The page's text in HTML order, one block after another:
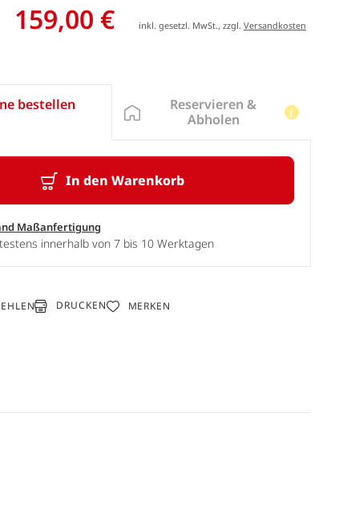
159,00 € inkl. gesetzl. MwSt., zzgl.Versandkosten
bestellen
In den Warenkorb
Maßanfertigung
innerhalb von 7 bis 10 Werktagen
Reservieren &
Abholen
DRUCKEN MERKEN